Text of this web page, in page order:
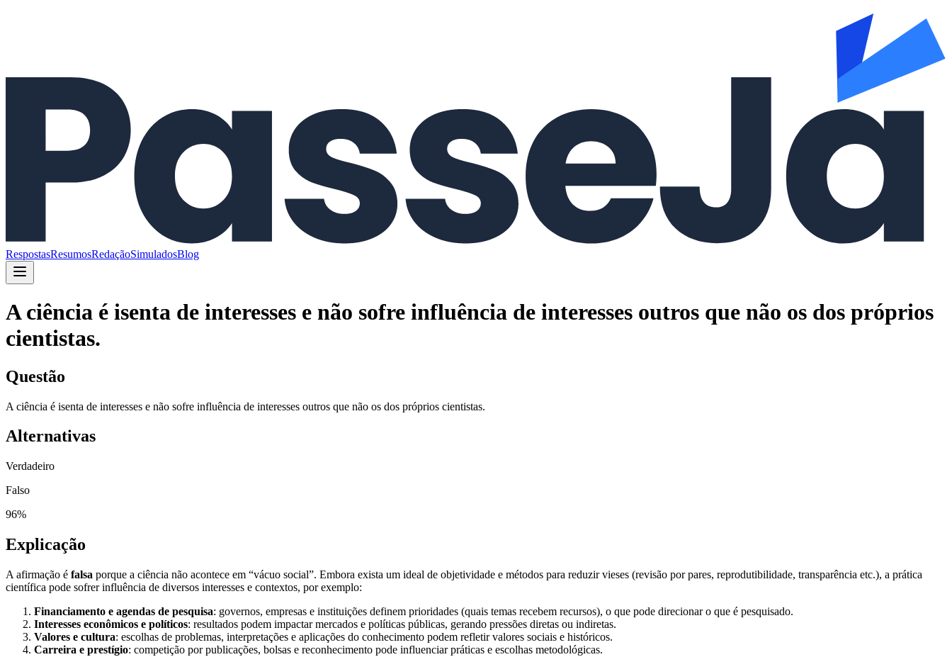
RespostasResumosRedaçãoSimuladosBlog
A ciência é isenta de interesses e não sofre influência de interesses outros que não os dos próprios
cientistas.
Questão
A ciência é isenta de interesses e não sofre influência de interesses outros que não os dos próprios cientistas.
Alternativas
Verdadeiro
Falso
96%
Explicação
A afirmação é falsa porque a ciência não acontece em “vácuo social”. Embora exista um ideal de objetividade e métodos para reduzir vieses (revisão por pares, reprodutibilidade, transparência etc.), a prática
científica pode sofrer influência de diversos interesses e contextos, por exemplo:
Financiamento e agendas de pesquisa: governos, empresas e instituições definem prioridades (quais temas recebem recursos), o que pode direcionar o que é pesquisado.
Interesses econômicos e políticos: resultados podem impactar mercados e políticas públicas, gerando pressões diretas ou indiretas.
Valores e cultura: escolhas de problemas, interpretações e aplicações do conhecimento podem refletir valores sociais e históricos.
Carreira e prestígio: competição por publicações, bolsas e reconhecimento pode influenciar práticas e escolhas metodológicas.